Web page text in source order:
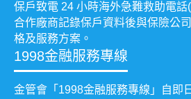
保戶致電 24 小時海外急難救助電話
合作廠商記錄保戶資料後與保險公
格及服務方案。
1998金融服務專線
金管會「1998金融服務專線」自即